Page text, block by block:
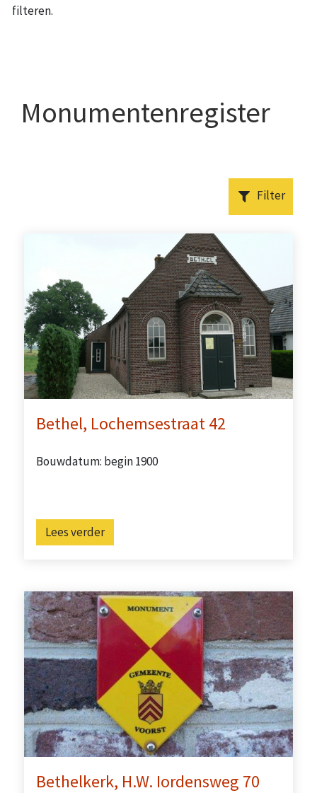
filteren.
Monumentenregister
Filter
Bethel, Lochemsestraat 42
Bouwdatum: begin 1900
Lees verder
Bethelkerk, H.W. Iordensweg 70